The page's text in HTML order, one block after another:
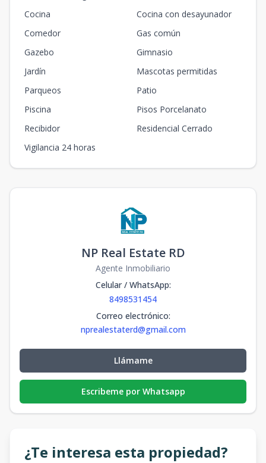
Cocina
Cocina con desayunador
Comedor
Gas común
Gazebo
Gimnasio
Jardín
Mascotas permitidas
Parqueos
Patio
Piscina
Pisos Porcelanato
Recibidor
Residencial Cerrado
Vigilancia 24 horas
NP Real Estate RD
Agente Inmobiliario
Celular / WhatsApp:
8498531454
Correo electrónico:
nprealestaterd@gmail.com
Llámame
Escribeme por Whatsapp
¿Te interesa esta propiedad?